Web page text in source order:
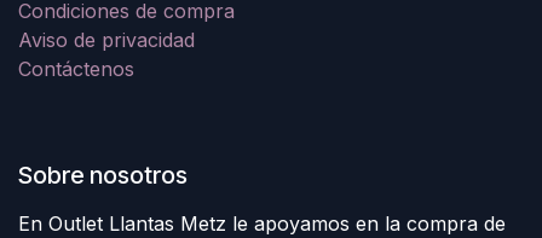
Condiciones de compra
Aviso de privacidad
Contáctenos
Sobre nosotros
En Outlet Llantas Metz le apoyamos en la compra de